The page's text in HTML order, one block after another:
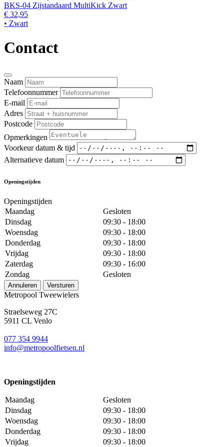
BKS-04 Zijstandaard MultiKick Zwart
€ 32,95
• Zwart
Contact
Naam
Telefoonnummer
E-mail
Adres
Postcode
Opmerkingen
Voorkeur datum & tijd
Alternatieve datum
Openingstijden
Openingstijden
Maandag
Gesloten
Dinsdag
09:30 - 18:00
Woensdag
09:30 - 18:00
Donderdag
09:30 - 18:00
Vrijdag
09:30 - 18:00
Zaterdag
09:30 - 16:00
Zondag
Gesloten
Annuleren Versturen
Metropool Tweewielers
Straelseweg 27C
5911 CL Venlo
077 354 9944
info@metropoolfietsen.nl
Openingstijden
Maandag
Gesloten
Dinsdag
09:30 - 18:00
Woensdag
09:30 - 18:00
Donderdag
09:30 - 18:00
Vrijdag
09:30 - 18:00